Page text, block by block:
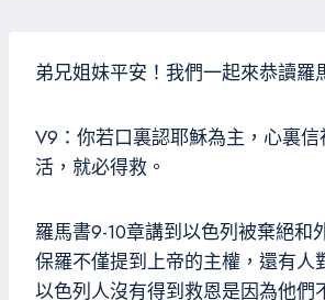
弟兄姐妹平安！我們一起來恭讀羅
V9：你若口裏認耶穌為主，心裏
活，就必得救。
羅馬書9-10章講到以色列被棄絕和
保羅不僅提到上帝的主權，還有人
以色列人沒有得到救恩是因為他們